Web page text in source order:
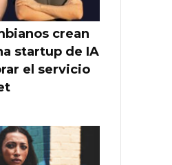
crean
startup de IA
el servicio